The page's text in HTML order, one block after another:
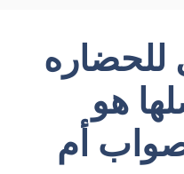
للحضاره
هو
صواب أم